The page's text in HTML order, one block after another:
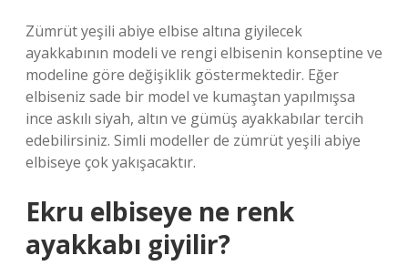
Zümrüt yeşili abiye elbise altına giyilecek
ayakkabının modeli ve rengi elbisenin konseptine ve
modeline göre değişiklik göstermektedir. Eğer
elbiseniz sade bir model ve kumaştan yapılmışsa
ince askılı siyah, altın ve gümüş ayakkabılar tercih
edebilirsiniz. Simli modeller de zümrüt yeşili abiye
elbiseye çok yakışacaktır.
Ekru elbiseye ne renk
ayakkabı giyilir?